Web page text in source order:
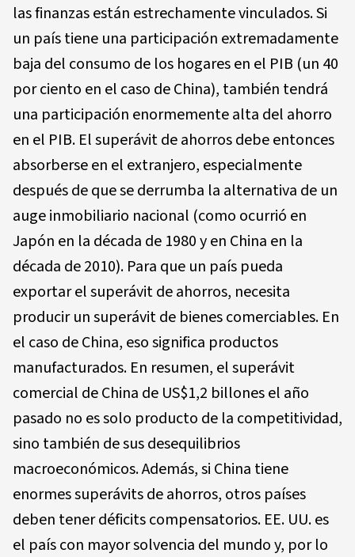
las finanzas están estrechamente vinculados. Si
un país tiene una participación extremadamente
baja del consumo de los hogares en el PIB (un 40
por ciento en el caso de China), también tendrá
una participación enormemente alta del ahorro
en el PIB. El superávit de ahorros debe entonces
absorberse en el extranjero, especialmente
después de que se derrumba la alternativa de un
auge inmobiliario nacional (como ocurrió en
Japón en la década de 1980 y en China en la
década de 2010). Para que un país pueda
exportar el superávit de ahorros, necesita
producir un superávit de bienes comerciables. En
el caso de China, eso significa productos
manufacturados. En resumen, el superávit
comercial de China de US$1,2 billones el año
pasado no es solo producto de la competitividad,
sino también de sus desequilibrios
macroeconómicos. Además, si China tiene
enormes superávits de ahorros, otros países
deben tener déficits compensatorios. EE. UU. es
el país con mayor solvencia del mundo y, por lo